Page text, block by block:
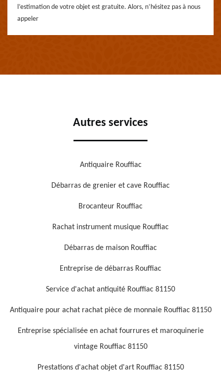
l’estimation de votre objet est gratuite. Alors, n’hésitez pas à nous
appeler
Autres services
Antiquaire Rouffiac
Débarras de grenier et cave Rouffiac
Brocanteur Rouffiac
Rachat instrument musique Rouffiac
Débarras de maison Rouffiac
Entreprise de débarras Rouffiac
Service d'achat antiquité Rouffiac 81150
Antiquaire pour achat rachat pièce de monnaie Rouffiac 81150
Entreprise spécialisée en achat fourrures et maroquinerie
vintage Rouffiac 81150
Prestations d'achat objet d'art Rouffiac 81150